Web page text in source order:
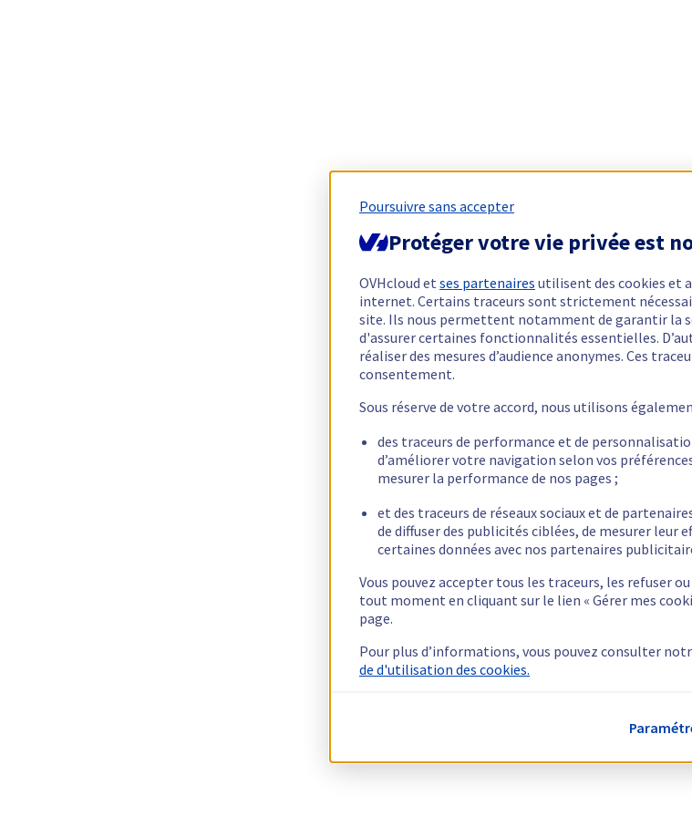
Poursuivre sans accepter
Protéger votre vie privée est
OVHcloud et ses partenaires utilisent des cookies et
internet. Certains traceurs sont strictement
site. Ils nous permettent notamment de garantir la
d'assurer certaines fonctionnalités essentielles.
réaliser des mesures d’audience anonymes. Ces
consentement.
Sous réserve de votre accord, nous utilisons
des traceurs de performance et de
d’améliorer votre navigation selon vos
mesurer la performance de nos pages ;
et des traceurs de réseaux sociaux et de
de diffuser des publicités ciblées, de mesurer leur
certaines données avec nos partenaires
Vous pouvez accepter tous les traceurs, les refuser
tout moment en cliquant sur le lien « Gérer mes
page.
Pour plus d’informations, vous pouvez consulter
de d'utilisation des cookies.